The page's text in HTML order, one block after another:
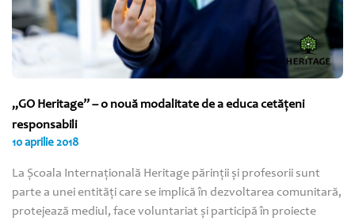
„GO Heritage” – o nouă modalitate de a educa cetăţeni
responsabili
10 aprilie 2018
La Şcoala Internaţională Heritage părinţii şi profesorii sunt
parte a unei entităţi care se implică în dezvoltarea comunitară,
protejează mediul, face voluntariat şi participă în proiecte